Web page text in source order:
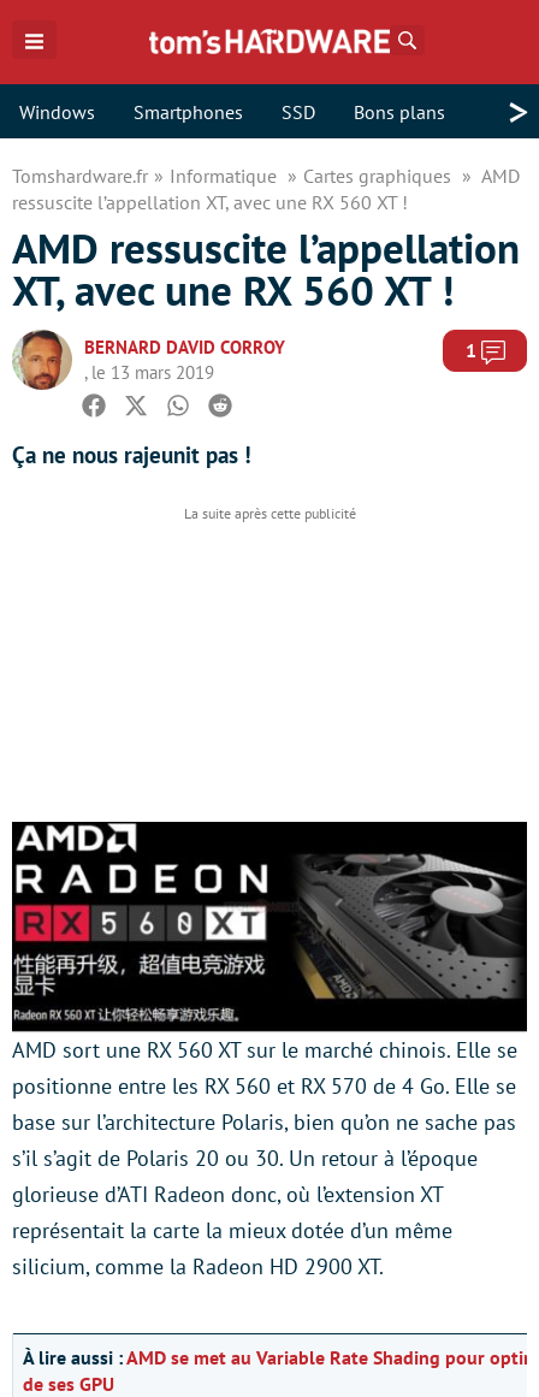
Windows Smartphones SSD Bons plans >
Tomshardware.fr Informatique Cartes graphiques
AMD
ressuscite l’appellation XT, avec une RX 560 XT !
AMD ressuscite l’appellation
XT, avec une RX 560 XT !
BERNARD DAVID CORROY
, le 13 mars 2019
1
Facebook
TwitterWhatsapp
Reddit
Ça ne nous rajeunit pas !
AMD sort une RX 560 XT sur le marché chinois. Elle se
positionne entre les RX 560 et RX 570 de 4 Go. Elle se
base sur l’architecture Polaris, bien qu’on ne sache pas
s’il s’agit de Polaris 20 ou 30. Un retour à l’époque
glorieuse d’ATI Radeon donc, où l’extension XT
représentait la carte la mieux dotée d’un même
silicium, comme la Radeon HD 2900 XT.
À lire aussi :AMD se met au Variable Rate Shading pour
de ses GPU